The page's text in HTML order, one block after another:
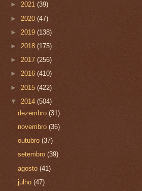
► 2021 (39)
► 2020 (47)
► 2019 (138)
► 2018 (175)
► 2017 (256)
► 2016 (410)
► 2015 (422)
▼ 2014 (504)
dezembro(31)
novembro(36)
outubro(37)
setembro(39)
agosto(41)
julho(47)